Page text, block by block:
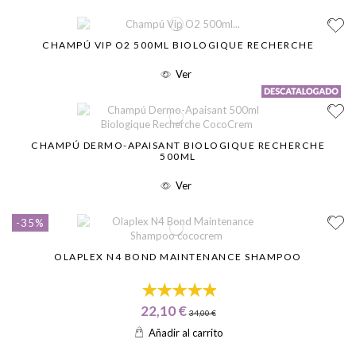
CHAMPÚ VIP O2 500ML BIOLOGIQUE RECHERCHE
Ver
CHAMPÚ DERMO-APAISANT BIOLOGIQUE RECHERCHE
500ML
Ver
-35%
OLAPLEX N4 BOND MAINTENANCE SHAMPOO
22,10 € 34,00 €
Añadir al carrito